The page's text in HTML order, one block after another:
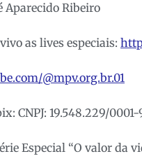
Aparecido Ribeiro
as lives especiais:
@mpv.org.br.01
CNPJ: 19.548.229/0001-
Especial “O valor da